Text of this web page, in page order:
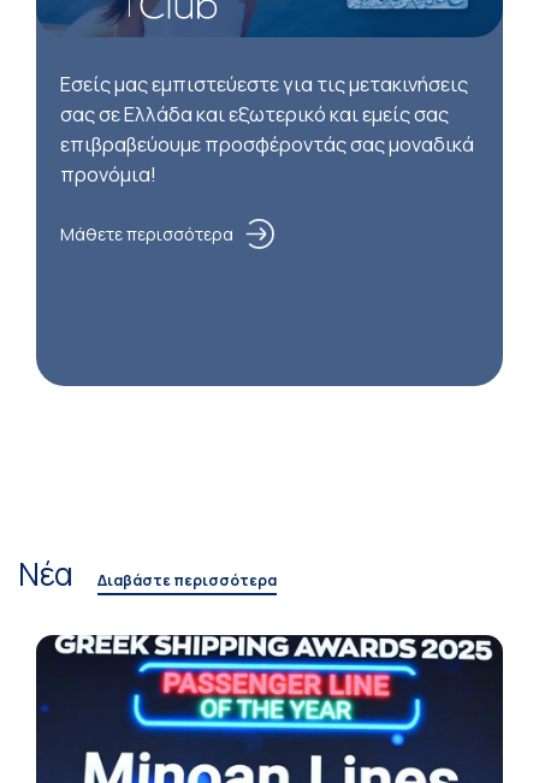
Εσείς μας εμπιστεύεστε για τις μετακινήσεις
σας σε Ελλάδα και εξωτερικό και εμείς σας
επιβραβεύουμε προσφέροντάς σας μοναδικά
προνόμια!
Μάθετε περισσότερα
Νέα Διαβάστε περισσότερα